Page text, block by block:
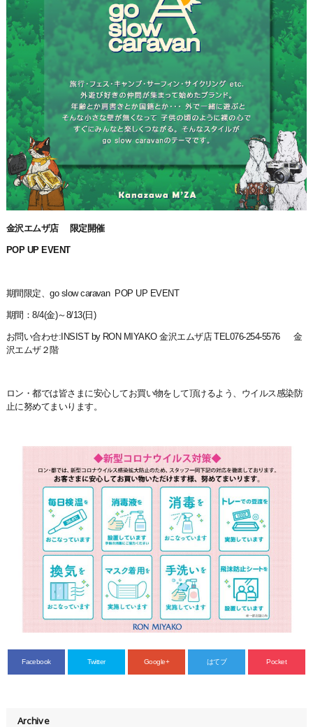
金沢エムザ店 限定開催
POP UP EVENT
期間限定、go slow caravan POP UP EVENT
期間：8/4(金)～8/13(日)
お問い合わせ:INSIST by RON MIYAKO 金沢エムザ店 TEL076-254-5576 金
沢エムザ２階
ロン・都では皆さまに安心してお買い物をして頂けるよう、ウイルス感染防
止に努めてまいります。
Facebook Twitter Google+ はてブ Pocket
Archive